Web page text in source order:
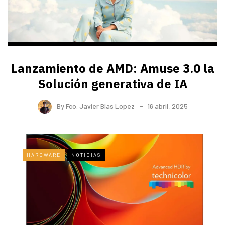
Lanzamiento de AMD: Amuse 3.0 la
Solución generativa de IA
ByFco. Javier Blas Lopez 16 abril, 2025
HARDWARE NOTICIAS